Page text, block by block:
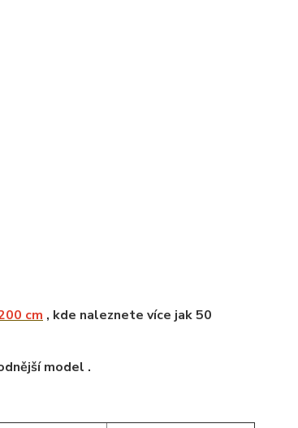
cm , kde naleznete více jak 50
model .